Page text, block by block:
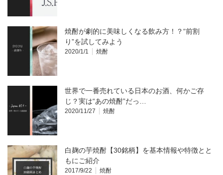
焼酎が劇的に美味しくなる飲み方！？“前割
り”を試してみよう
2020/1/1 焼酎
世界で一番売れている日本のお酒、何かご存
じ？実は“あの焼酎”だっ…
2020/11/27 焼酎
白麹の芋焼酎【30銘柄】を基本情報や特徴とと
もにご紹介
2017/9/22 焼酎